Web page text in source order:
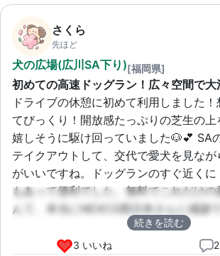
さくら
先ほど
犬の広場(広川SA下り)[福岡県]
初めての高速ドッグラン！広々空間で大
ドライブの休憩に初めて利用しました！
てびっくり！開放感たっぷりの芝生の
嬉しそうに駆け回っていました🐶💕 SA
テイクアウトして、交代で愛犬を見な
がいいですね。ドッグランのすぐ近く
もあって便利でした。無料でこれだけ
んて、本当にNEXCO西日本さんに感謝
吹っ飛ぶ、最高の休憩スポットでした！
続きを読む
3 いいね